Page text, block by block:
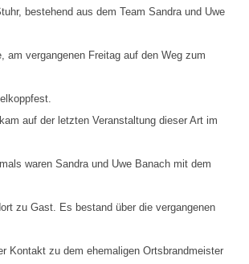
bestehend aus dem Team Sandra und Uwe
am vergangenen Freitag auf den Weg zum
auf der letzten Veranstaltung dieser Art im
waren Sandra und Uwe Banach mit dem
zu Gast. Es bestand über die vergangenen
Kontakt zu dem ehemaligen Ortsbrandmeister